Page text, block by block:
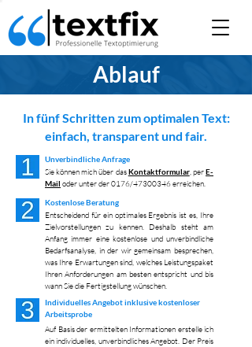
In fünf Schritten zum optimalen Text:
einfach, transparent und fair.
Unverbindliche Anfrage
​Sie können mich über dasKontaktformular, perE-
Mail oder unter der 0176/47300346 erreichen.
Kostenlose Beratung
Entscheidend für ein optimales Ergebnis ist es, Ihre
Zielvorstellungen zu kennen. Deshalb steht am
Anfang immer eine kostenlose und unverbindliche
Bedarfsanalyse, in der wir gemeinsam besprechen,
was Ihre Erwartungen sind, welches Leistungspaket
Ihren Anforderungen am besten entspricht und bis
wann Sie die Fertigstellung wünschen.
Individuelles Angebot inklusive kostenloser
Arbeitsprobe
Auf Basis der ermittelten Informationen erstelle ich
ein individuelles, unverbindliches Angebot. Der Preis
Ablauf